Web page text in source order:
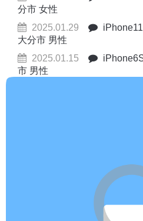
分市 女性
2025.01.29
大分市 男性
2025.01.15
市 男性